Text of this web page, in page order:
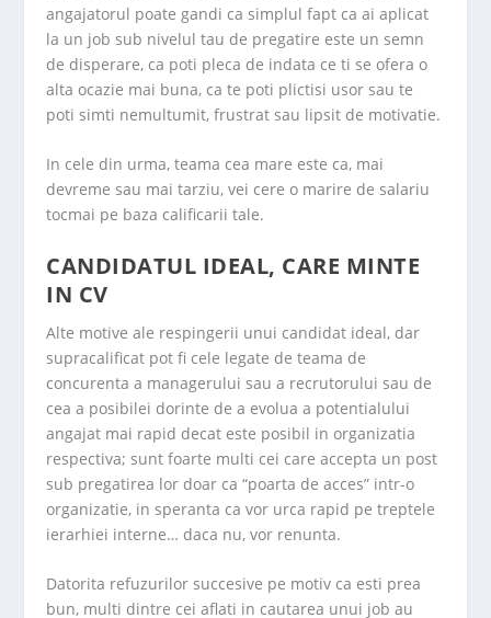
angajatorul poate gandi ca simplul fapt ca ai aplicat
la un job sub nivelul tau de pregatire este un semn
de disperare, ca poti pleca de indata ce ti se ofera o
alta ocazie mai buna, ca te poti plictisi usor sau te
poti simti nemultumit, frustrat sau lipsit de motivatie.
In cele din urma, teama cea mare este ca, mai
devreme sau mai tarziu, vei cere o marire de salariu
tocmai pe baza calificarii tale.
CANDIDATUL IDEAL, CARE MINTE
IN CV
Alte motive ale respingerii unui candidat ideal, dar
supracalificat pot fi cele legate de teama de
concurenta a managerului sau a recrutorului sau de
cea a posibilei dorinte de a evolua a potentialului
angajat mai rapid decat este posibil in organizatia
respectiva; sunt foarte multi cei care accepta un post
sub pregatirea lor doar ca “poarta de acces” intr-o
organizatie, in speranta ca vor urca rapid pe treptele
ierarhiei interne… daca nu, vor renunta.
Datorita refuzurilor succesive pe motiv ca esti prea
bun, multi dintre cei aflati in cautarea unui job au